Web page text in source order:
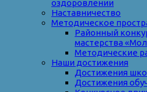
оздоровлении
Наставничество
Методическое
Районный
мастерства
Методические
Наши достижения
Достижения
Достижения